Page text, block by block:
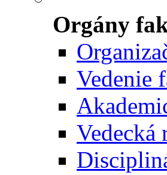
Orgány
Vedenie
Vedecká